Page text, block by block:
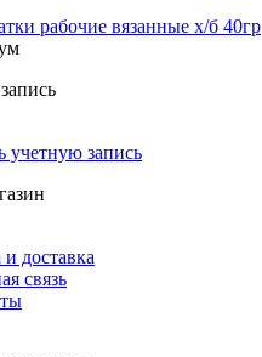
рабочие вязанные х/б 40гр
учетную запись
доставка
связь